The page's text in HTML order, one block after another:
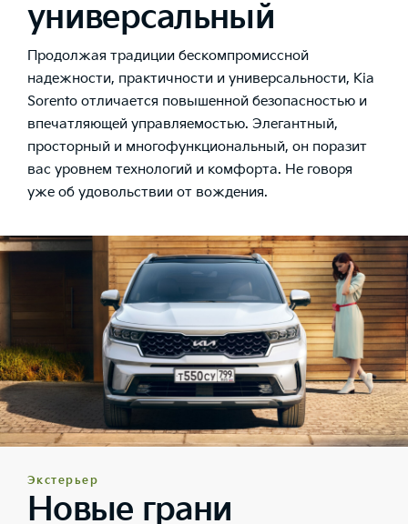
универсальный
Продолжая традиции бескомпромиссной
надежности, практичности и универсальности, Kia
Sorento отличается повышенной безопасностью и
впечатляющей управляемостью. Элегантный,
просторный и многофункциональный, он поразит
вас уровнем технологий и комфорта. Не говоря
уже об удовольствии от вождения.
Экстерьер
Новые грани